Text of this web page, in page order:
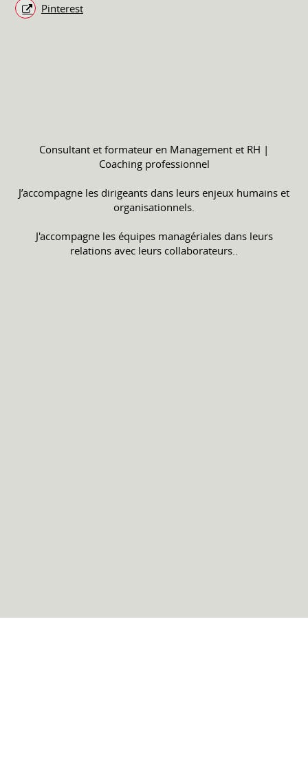
Pinterest
Consultant et formateur en Management et RH |
Coaching professionnel
J’accompagne les dirigeants dans leurs enjeux humains et
organisationnels.
J'accompagne les équipes managériales dans leurs
relations avec leurs collaborateurs..